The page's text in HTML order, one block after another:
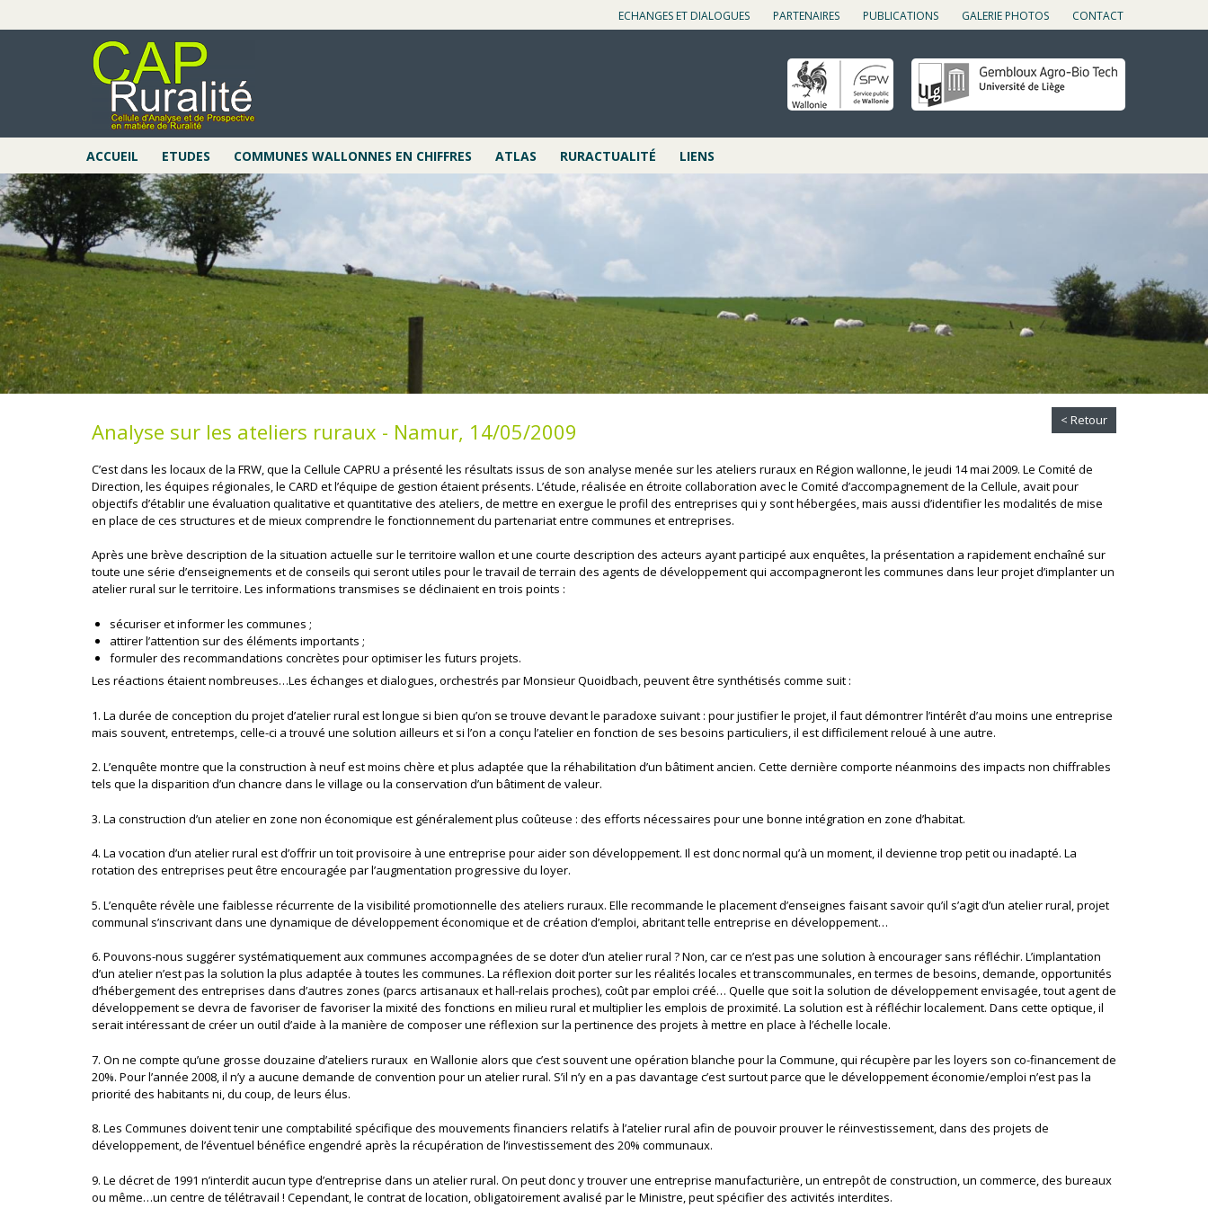
ECHANGES ET DIALOGUES PARTENAIRES PUBLICATIONS GALERIE PHOTOS CONTACT
ACCUEIL ETUDES COMMUNES WALLONNES EN CHIFFRES ATLAS RURACTUALITÉ LIENS
Analyse sur les ateliers ruraux - Namur, 14/05/2009 < Retour
C’est dans les locaux de la FRW, que la Cellule CAPRU a présenté les résultats issus de son analyse menée sur les ateliers ruraux en Région wallonne, le jeudi 14 mai 2009. Le Comité de
Direction, les équipes régionales, le CARD et l’équipe de gestion étaient présents. L’étude, réalisée en étroite collaboration avec le Comité d’accompagnement de la Cellule, avait pour
objectifs d’établir une évaluation qualitative et quantitative des ateliers, de mettre en exergue le profil des entreprises qui y sont hébergées, mais aussi d’identifier les modalités de mise
en place de ces structures et de mieux comprendre le fonctionnement du partenariat entre communes et entreprises.
Après une brève description de la situation actuelle sur le territoire wallon et une courte description des acteurs ayant participé aux enquêtes, la présentation a rapidement enchaîné sur
toute une série d’enseignements et de conseils qui seront utiles pour le travail de terrain des agents de développement qui accompagneront les communes dans leur projet d’implanter un
atelier rural sur le territoire. Les informations transmises se déclinaient en trois points :
sécuriser et informer les communes ;
attirer l’attention sur des éléments importants ;
formuler des recommandations concrètes pour optimiser les futurs projets.
Les réactions étaient nombreuses…Les échanges et dialogues, orchestrés par Monsieur Quoidbach, peuvent être synthétisés comme suit :
1. La durée de conception du projet d’atelier rural est longue si bien qu’on se trouve devant le paradoxe suivant : pour justifier le projet, il faut démontrer l’intérêt d’au moins une entreprise
mais souvent, entretemps, celle-ci a trouvé une solution ailleurs et si l’on a conçu l’atelier en fonction de ses besoins particuliers, il est difficilement reloué à une autre.
2. L’enquête montre que la construction à neuf est moins chère et plus adaptée que la réhabilitation d’un bâtiment ancien. Cette dernière comporte néanmoins des impacts non chiffrables
tels que la disparition d’un chancre dans le village ou la conservation d’un bâtiment de valeur.
3. La construction d’un atelier en zone non économique est généralement plus coûteuse : des efforts nécessaires pour une bonne intégration en zone d’habitat.
4. La vocation d’un atelier rural est d’offrir un toit provisoire à une entreprise pour aider son développement. Il est donc normal qu’à un moment, il devienne trop petit ou inadapté. La
rotation des entreprises peut être encouragée par l’augmentation progressive du loyer.
5. L’enquête révèle une faiblesse récurrente de la visibilité promotionnelle des ateliers ruraux. Elle recommande le placement d’enseignes faisant savoir qu’il s’agit d’un atelier rural, projet
communal s’inscrivant dans une dynamique de développement économique et de création d’emploi, abritant telle entreprise en développement…
6. Pouvons-nous suggérer systématiquement aux communes accompagnées de se doter d’un atelier rural ? Non, car ce n’est pas une solution à encourager sans réfléchir. L’implantation
d’un atelier n’est pas la solution la plus adaptée à toutes les communes. La réflexion doit porter sur les réalités locales et transcommunales, en termes de besoins, demande, opportunités
d’hébergement des entreprises dans d’autres zones (parcs artisanaux et hall-relais proches), coût par emploi créé… Quelle que soit la solution de développement envisagée, tout agent de
développement se devra de favoriser de favoriser la mixité des fonctions en milieu rural et multiplier les emplois de proximité. La solution est à réfléchir localement. Dans cette optique, il
serait intéressant de créer un outil d’aide à la manière de composer une réflexion sur la pertinence des projets à mettre en place à l’échelle locale.
7. On ne compte qu’une grosse douzaine d’ateliers ruraux en Wallonie alors que c’est souvent une opération blanche pour la Commune, qui récupère par les loyers son co-financement de
20%. Pour l’année 2008, il n’y a aucune demande de convention pour un atelier rural. S’il n’y en a pas davantage c’est surtout parce que le développement économie/emploi n’est pas la
priorité des habitants ni, du coup, de leurs élus.
8. Les Communes doivent tenir une comptabilité spécifique des mouvements financiers relatifs à l’atelier rural afin de pouvoir prouver le réinvestissement, dans des projets de
développement, de l’éventuel bénéfice engendré après la récupération de l’investissement des 20% communaux.
9. Le décret de 1991 n’interdit aucun type d’entreprise dans un atelier rural. On peut donc y trouver une entreprise manufacturière, un entrepôt de construction, un commerce, des bureaux
ou même…un centre de télétravail ! Cependant, le contrat de location, obligatoirement avalisé par le Ministre, peut spécifier des activités interdites.